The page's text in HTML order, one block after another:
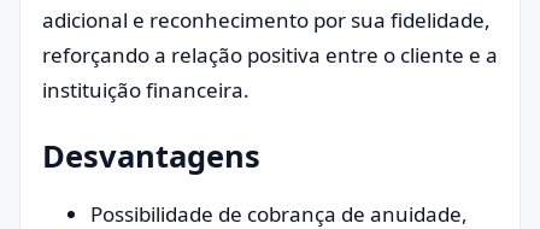
adicional e reconhecimento por sua fidelidade,
reforçando a relação positiva entre o cliente e a
instituição financeira.
Desvantagens
Possibilidade de cobrança de anuidade,